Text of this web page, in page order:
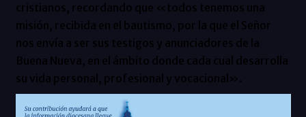
cristianos, recordando que «todos tenemos una
misión, recibida en el bautismo, por la que el Señor
nos envía a ser sus testigos y anunciadores de la
Buena Nueva, en el ámbito donde cada cual desarrolla
su vida personal, profesional y vocacional».